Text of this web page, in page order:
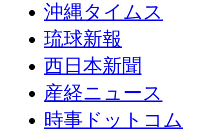
沖縄タイムス
琉球新報
西日本新聞
産経ニュース
時事ドットコム